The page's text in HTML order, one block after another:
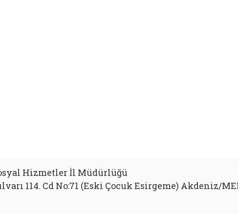
Hizmetler İl Müdürlüğü
114. Cd No:71 (Eski Çocuk Esirgeme) Akdeniz/